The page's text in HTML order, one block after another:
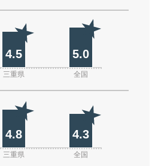
4.5 5.0
三重県 全国
4.8 4.3
三重県 全国